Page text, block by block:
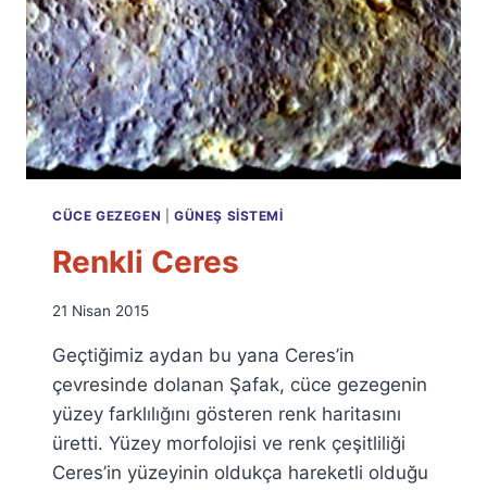
CÜCE GEZEGEN GÜNEŞ SISTEMI
Renkli Ceres
By
Fuat
Özyar
21 Nisan 2015
Geçtiğimiz aydan bu yana Ceres’in
çevresinde dolanan Şafak, cüce gezegenin
yüzey farklılığını gösteren renk haritasını
üretti. Yüzey morfolojisi ve renk çeşitliliği
Ceres’in yüzeyinin oldukça hareketli olduğu